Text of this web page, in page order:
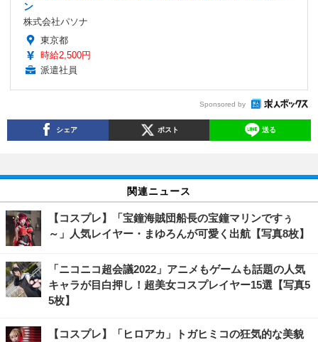
ン
株式会社パソナ
東京都
時給2,500円
派遣社員
Sponsored by
シェア ポスト 送る
関連ニュース
【コスプレ】「宝鐘海賊団船長の宝鐘マリンですぅ
～」人気レイヤー・まゆろんが可愛く出航【写真8枚】
「ニコニコ超会議2022」アニメもゲームも話題の人気
キャラが目白押し！超美女コスプレイヤー15選【写真5
5枚】
【コスプレ】「ヒロアカ」トガヒミコの狂気的な美貌